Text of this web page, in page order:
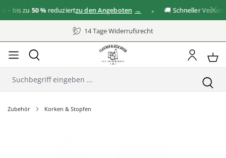
zu50 %reduziertzu den Angeboten 🚚 Schneller Versand
14 Tage Widerrufsrecht
Zubehör Korken & Stopfen